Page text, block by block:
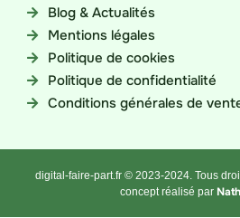
Blog & Actualités
Mentions légales
Politique de cookies
Politique de confidentialité
Conditions générales de
digital-faire-part.fr © 2023-2024. Tous
concept réalisé par